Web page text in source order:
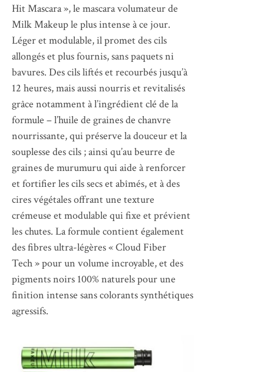
Hit Mascara », le mascara volumateur de
Milk Makeup le plus intense à ce jour.
Léger et modulable, il promet des cils
allongés et plus fournis, sans paquets ni
bavures. Des cils liftés et recourbés jusqu’à
12 heures, mais aussi nourris et revitalisés
grâce notamment à l’ingrédient clé de la
formule – l’huile de graines de chanvre
nourrissante, qui préserve la douceur et la
souplesse des cils ; ainsi qu’au beurre de
graines de murumuru qui aide à renforcer
et fortifier les cils secs et abîmés, et à des
cires végétales offrant une texture
crémeuse et modulable qui fixe et prévient
les chutes. La formule contient également
des fibres ultra-légères « Cloud Fiber
Tech » pour un volume incroyable, et des
pigments noirs 100% naturels pour une
finition intense sans colorants synthétiques
agressifs.